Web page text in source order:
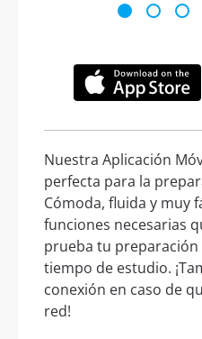
Nuestra Aplicación
perfecta para la
Cómoda, fluida y muy
funciones necesarias
prueba tu
tiempo de estudio.
conexión en caso de
red!